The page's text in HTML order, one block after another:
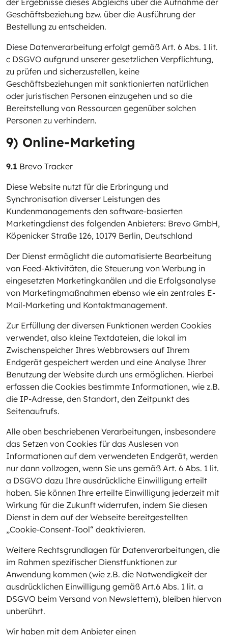
der Ergebnisse dieses Abgleichs über die Aufnahme der
Geschäftsbeziehung bzw. über die Ausführung der
Bestellung zu entscheiden.
Diese Datenverarbeitung erfolgt gemäß Art. 6 Abs. 1 lit.
c DSGVO aufgrund unserer gesetzlichen Verpflichtung,
zu prüfen und sicherzustellen, keine
Geschäftsbeziehungen mit sanktionierten natürlichen
oder juristischen Personen einzugehen und so die
Bereitstellung von Ressourcen gegenüber solchen
Personen zu verhindern.
9) Online-Marketing
9.1 Brevo Tracker
Diese Website nutzt für die Erbringung und
Synchronisation diverser Leistungen des
Kundenmanagements den software-basierten
Marketingdienst des folgenden Anbieters: Brevo GmbH,
Köpenicker Straße 126, 10179 Berlin, Deutschland
Der Dienst ermöglicht die automatisierte Bearbeitung
von Feed-Aktivitäten, die Steuerung von Werbung in
eingesetzten Marketingkanälen und die Erfolgsanalyse
von Marketingmaßnahmen ebenso wie ein zentrales E-
Mail-Marketing und Kontaktmanagement.
Zur Erfüllung der diversen Funktionen werden Cookies
verwendet, also kleine Textdateien, die lokal im
Zwischenspeicher Ihres Webbrowsers auf Ihrem
Endgerät gespeichert werden und eine Analyse Ihrer
Benutzung der Website durch uns ermöglichen. Hierbei
erfassen die Cookies bestimmte Informationen, wie z.B.
die IP-Adresse, den Standort, den Zeitpunkt des
Seitenaufrufs.
Alle oben beschriebenen Verarbeitungen, insbesondere
das Setzen von Cookies für das Auslesen von
Informationen auf dem verwendeten Endgerät, werden
nur dann vollzogen, wenn Sie uns gemäß Art. 6 Abs. 1 lit.
a DSGVO dazu Ihre ausdrückliche Einwilligung erteilt
haben. Sie können Ihre erteilte Einwilligung jederzeit mit
Wirkung für die Zukunft widerrufen, indem Sie diesen
Dienst in dem auf der Webseite bereitgestellten
„Cookie-Consent-Tool“ deaktivieren.
Weitere Rechtsgrundlagen für Datenverarbeitungen, die
im Rahmen spezifischer Dienstfunktionen zur
Anwendung kommen (wie z.B. die Notwendigkeit der
ausdrücklichen Einwilligung gemäß Art.6 Abs. 1 lit. a
DSGVO beim Versand von Newslettern), bleiben hiervon
unberührt.
Wir haben mit dem Anbieter einen